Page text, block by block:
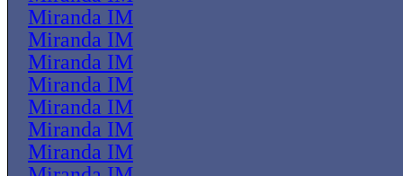
Miranda IM
Miranda IM
Miranda IM
Miranda IM
Miranda IM
Miranda IM
Miranda IM